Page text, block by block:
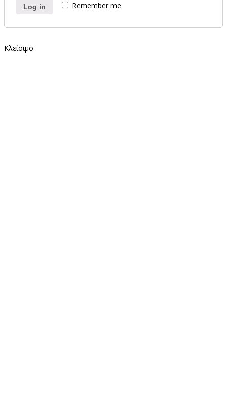
Remember me
Log in
Κλείσιμο